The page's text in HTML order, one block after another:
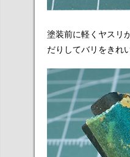
塗装前に軽くヤスリ
だりしてバリをきれ